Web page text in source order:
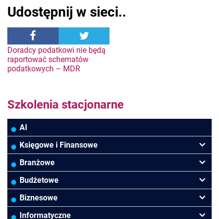
Udostępnij w sieci..
Nawigacja
wpisu
Doradcy podatkowi nie będą
raportować schematów
podatkowych – MDR
Szkolenia stacjonarne
AI
Księgowe i Finansowe
Podatki VAT/CIT/PIT
Rachunkowość
Finanse
Controlling
Branżowe
Banki
Budowlana/Deweloperska
HoReCa
Budżetowe
Rachunkowość budżetowa
Kadry i płace
Biznesowe
Przywództwo/Zarządzanie
Informatyczne